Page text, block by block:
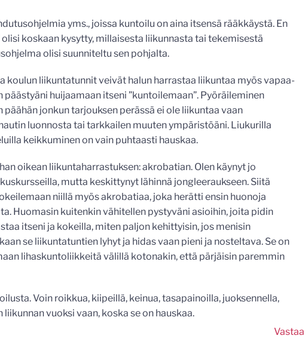
yms., joissa kuntoilu on aina itsensä rääkkäystä. En
koskaan kysytty, millaisesta liikunnasta tai tekemisestä
olisi suunniteltu sen pohjalta.
koulun liikuntatunnit veivät halun harrastaa liikuntaa myös vapaa-
huijaamaan itseni ”kuntoilemaan”. Pyöräileminen
jonkun tarjouksen perässä ei ole liikuntaa vaan
luonnosta tai tarkkailen muuten ympäristöäni. Liukurilla
keikkuminen on vain puhtaasti hauskaa.
oikean liikuntaharrastuksen: akrobatian. Olen käynyt jo
mutta keskittynyt lähinnä jongleeraukseen. Siitä
niillä myös akrobatiaa, joka herätti ensin huonoja
Huomasin kuitenkin vähitellen pystyväni asioihin, joita pidin
itseni ja kokeilla, miten paljon kehittyisin, jos menisin
se liikuntatuntien lyhyt ja hidas vaan pieni ja nosteltava. Se on
lihaskuntoliikkeitä välillä kotonakin, että pärjäisin paremmin
Voin roikkua, kiipeillä, keinua, tasapainoilla, juoksennella,
vuoksi vaan, koska se on hauskaa.
Vastaa